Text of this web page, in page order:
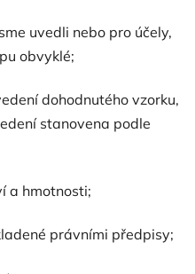
uvedli nebo pro účely,
obvyklé;
dohodnutého vzorku,
stanovena podle
a hmotnosti;
právními předpisy;